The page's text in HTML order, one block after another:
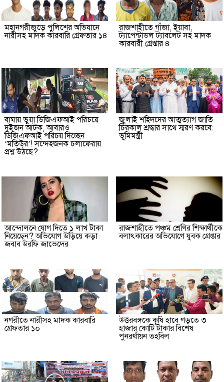
মহানগরীজুড়ে পুলিশের অভিযানে
নারীসহ মাদক কারবারি গ্রেফতার ১৪
রাজশাহীতে গাঁজা, ইয়াবা,
ট্যাপেন্টাডল ট্যাবলেট সহ মাদক
কারবারী গ্রেপ্তার ৪
বাঘায় ভুয়া ডিজিএফআই পরিচয়ে
দুইজন আটক, আবারও
ডিজিএফআই পরিচয় দিচ্ছেন
‘মতিউর’! সন্দেহজনক চলাফেরায়
প্রশ্ন উঠছে?
জুলাই শহিদদের আত্মত্যাগ জাতি
চিরকাল শ্রদ্ধার সাথে স্মরণ করবে:
ভূমিমন্ত্রী
আন্দোলনে যোগ দিতে ১ লাখ টাকা
নিয়েছেন? অভিযোগ উড়িয়ে কড়া
জবাব উরফি জাভেদের
রাজশাহীতে পঞ্চম শ্রেণির শিক্ষার্থীকে
বলাৎকারের অভিযোগে যুবক গ্রেপ্তার
নগরীতে নারীসহ মাদক কারবারি
গ্রেফতার ১০
উত্তরবঙ্গকে কৃষি হাবে গড়তে ৩
হাজার কোটি টাকার বিশেষ
পুনরর্থায়ন তহবিল